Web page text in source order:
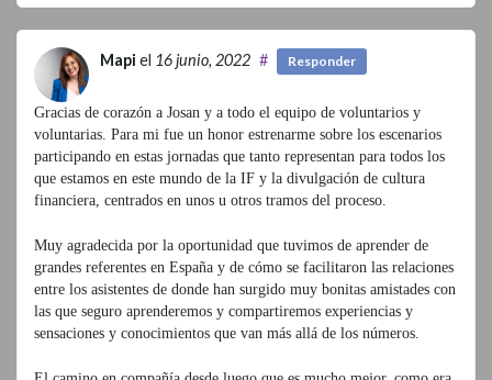
Mapi el 16 junio, 2022 # Responder
Gracias de corazón a Josan y a todo el equipo de voluntarios y
voluntarias. Para mi fue un honor estrenarme sobre los escenarios
participando en estas jornadas que tanto representan para todos los
que estamos en este mundo de la IF y la divulgación de cultura
financiera, centrados en unos u otros tramos del proceso.
Muy agradecida por la oportunidad que tuvimos de aprender de
grandes referentes en España y de cómo se facilitaron las relaciones
entre los asistentes de donde han surgido muy bonitas amistades con
las que seguro aprenderemos y compartiremos experiencias y
sensaciones y conocimientos que van más allá de los números.